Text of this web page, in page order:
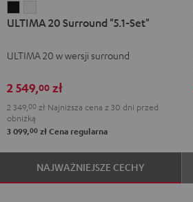
20
"5.1-
Black
20
"5.1-
White
ULTIMA 20 Surround "5.1-Set"
ULTIMA 20 w wersji surround
2 549,00 zł
2 349, 00 zł Najniższa cena z 30 dni przed
obniżką
3 099,00 zł Cena regularna
NAJWAŻNIEJSZE CECHY